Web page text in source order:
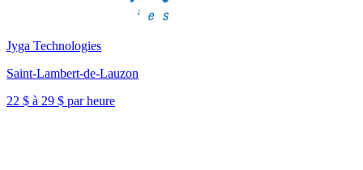
Jyga Technologies
Saint-Lambert-de-Lauzon
22 $ à 29 $ par heure